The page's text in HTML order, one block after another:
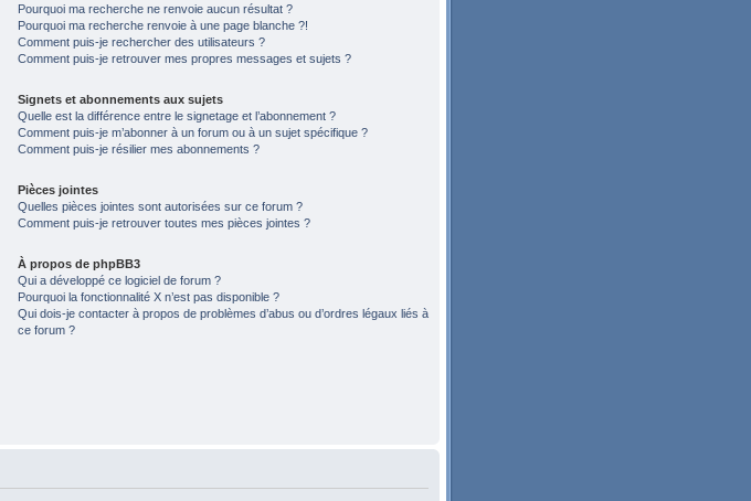
Pourquoi ma recherche ne renvoie aucun résultat ?
Pourquoi ma recherche renvoie à une page blanche ?!
Comment puis-je rechercher des utilisateurs ?
Comment puis-je retrouver mes propres messages et sujets ?
Signets et abonnements aux sujets
Quelle est la différence entre le signetage et l’abonnement ?
Comment puis-je m’abonner à un forum ou à un sujet spécifique ?
Comment puis-je résilier mes abonnements ?
Pièces jointes
Quelles pièces jointes sont autorisées sur ce forum ?
Comment puis-je retrouver toutes mes pièces jointes ?
À propos de phpBB3
Qui a développé ce logiciel de forum ?
Pourquoi la fonctionnalité X n’est pas disponible ?
Qui dois-je contacter à propos de problèmes d’abus ou d’ordres légaux liés à
ce forum ?